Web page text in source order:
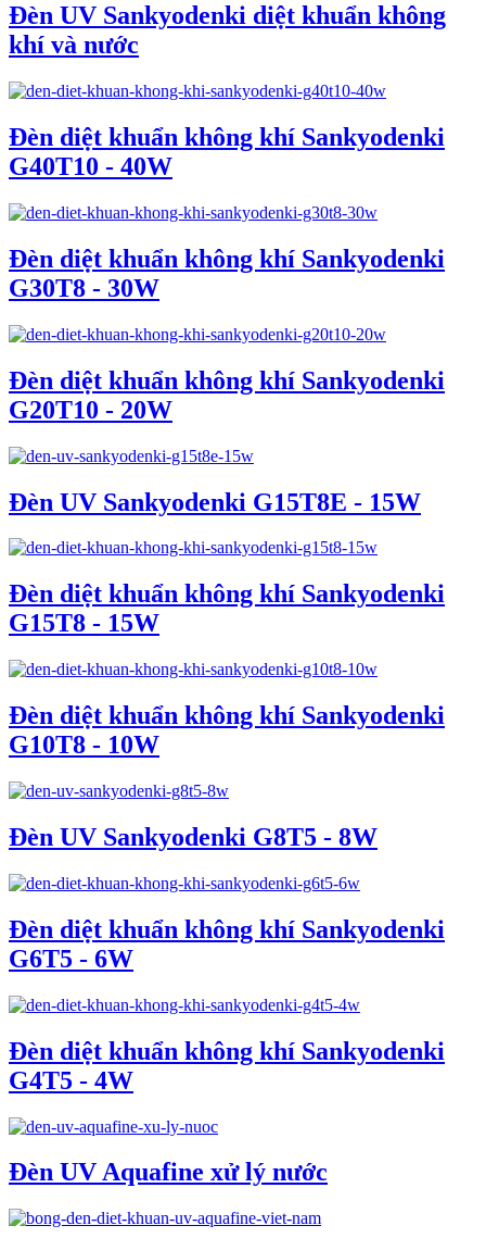
Đèn UV Sankyodenki diệt khuẩn không
khí và nước
Đèn diệt khuẩn không khí Sankyodenki
G40T10 - 40W
Đèn diệt khuẩn không khí Sankyodenki
G30T8 - 30W
Đèn diệt khuẩn không khí Sankyodenki
G20T10 - 20W
Đèn UV Sankyodenki G15T8E - 15W
Đèn diệt khuẩn không khí Sankyodenki
G15T8 - 15W
Đèn diệt khuẩn không khí Sankyodenki
G10T8 - 10W
Đèn UV Sankyodenki G8T5 - 8W
Đèn diệt khuẩn không khí Sankyodenki
G6T5 - 6W
Đèn diệt khuẩn không khí Sankyodenki
G4T5 - 4W
Đèn UV Aquafine xử lý nước